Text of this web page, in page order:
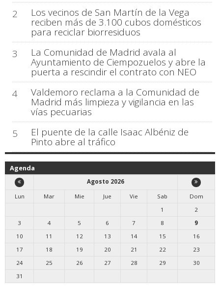
2
Los vecinos de San Martín de la Vega
reciben más de 3.100 cubos domésticos
para reciclar biorresiduos
3
La Comunidad de Madrid avala al
Ayuntamiento de Ciempozuelos y abre la
puerta a rescindir el contrato con NEO
4
Valdemoro reclama a la Comunidad de
Madrid más limpieza y vigilancia en las
vías pecuarias
5
El puente de la calle Isaac Albéniz de
Pinto abre al tráfico
Agenda
Agosto 2026
Lun
Mar Mie Jue Vie Sab
Dom
1
2
3
4 5 6 7 8
9
10
11 12 13 14 15
16
17
18 19 20 21 22
23
24
25 26 27 28 29
30
31